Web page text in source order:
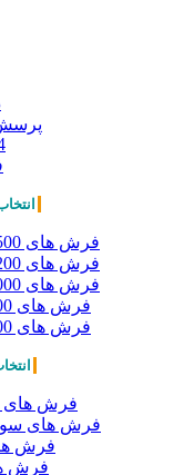
فرش های 1500 شانه
فرش های 1200 شانه
فرش های 1000 شانه
فرش های 500 شانه
فرش های 700 شانه
فرش
فرش های
فرش
فرش